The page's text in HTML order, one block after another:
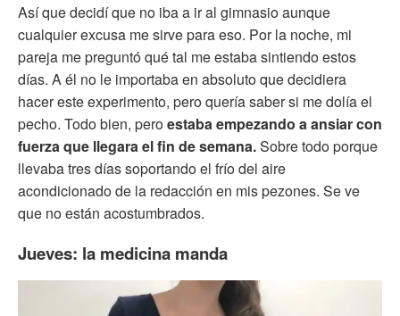
Así que decidí que no iba a ir al gimnasio aunque
cualquier excusa me sirve para eso. Por la noche, mi
pareja me preguntó qué tal me estaba sintiendo estos
días. A él no le importaba en absoluto que decidiera
hacer este experimento, pero quería saber si me dolía el
pecho. Todo bien, peroestaba empezando a ansiar con
fuerza que llegara el fin de semana.Sobre todo porque
llevaba tres días soportando el frío del aire
acondicionado de la redacción en mis pezones. Se ve
que no están acostumbrados.
Jueves: la medicina manda